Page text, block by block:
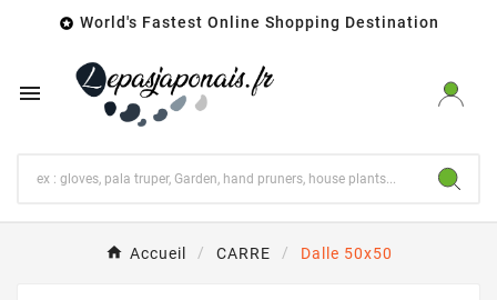
 World's Fastest Online Shopping Destination

Accueil CARRE Dalle 50x50